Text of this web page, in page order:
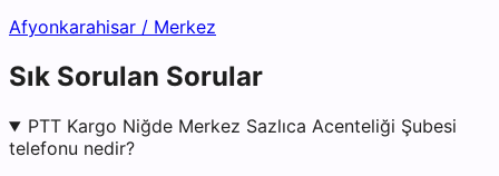
Afyonkarahisar / Merkez
Sık Sorulan Sorular
PTT Kargo Niğde Merkez Sazlıca Acenteliği Şubesi
telefonu nedir?